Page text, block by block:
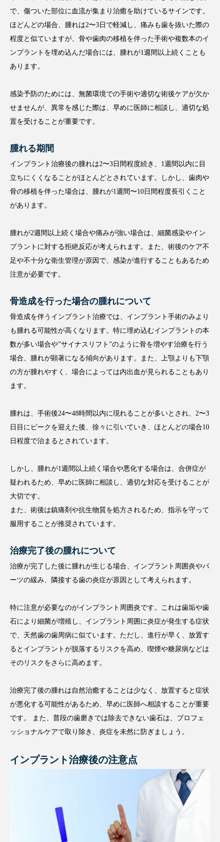
で、傷ついた部位に血流が集まり治癒を助けているサインです。
ほどんどの場合、腫れは2〜3日で軽減し、痛みも歯を抜いた際の
程度と似ていますが、骨や歯肉の移植を伴った手術や複数本のイ
ンプラントを埋め込んだ場合には、腫れが1週間以上続くことも
あります。
感染予防のためには、無菌環境での手術や適切な術後ケアが欠か
せませんが、異常を感じた際は、早めに医師に相談し、適切な処
置を受けることが重要です。
腫れる期間
インプラント治療後の腫れは2〜3日間程度続き、1週間以内に目
立ちにくくなることがほとんどとされています。しかし、歯肉や
骨の移植を伴った場合は、腫れが1週間〜10日間程度長引くこと
があります。
腫れが2週間以上続く場合や痛みが強い場合は、細菌感染やイン
プラントに対する拒絶反応が考えられます。また、術後のケア不
足や不十分な衛生管理が原因で、感染が進行することもあるため
注意が必要です。
骨造成を行った場合の腫れについて
骨造成を伴うインプラント治療では、インプラント手術のみより
も腫れる可能性が高くなります。特に埋め込むインプラントの本
数が多い場合や”サイナスリフト”のように骨を増やす治療を行う
場合、腫れが顕著になる傾向があります。また、上顎よりも下顎
の方が腫れやすく、場合によっては内出血が見られることもあり
ます。
腫れは、手術後24〜48時間以内に現れることが多いとされ、2〜3
日目にピークを迎えた後、徐々に引いていき、ほとんどの場合10
日程度で治まるとされています。
しかし、腫れが1週間以上続く場合や悪化する場合は、合併症が
疑われるため、早めに医師に相談し、適切な対応を受けることが
大切です。
また、術後は鎮痛剤や抗生物質を処方されるため、指示を守って
服用することが推奨されています。
治療完了後の腫れについて
治療が完了した後に腫れが生じる場合、インプラント周囲炎やパ
ーツの緩み、隣接する歯の炎症が原因として考えられます。
特に注意が必要なのがインプラント周囲炎です。これは歯垢や歯
石により細菌が増殖し、インプラント周囲に炎症が発生する症状
で、天然歯の歯周病に似ています。ただし、進行が早く、放置す
るとインプラントが脱落するリスクを高め、喫煙や糖尿病などは
そのリスクをさらに高めます。
治療完了後の腫れは自然治癒することは少なく、放置すると症状
が悪化する可能性があるため、早めに医師へ相談することが重要
です。 また、普段の歯磨きでは除去できない歯石は、プロフェ
ッショナルケアで取り除き、炎症を未然に防ぎましょう。
インプラント治療後の注意点